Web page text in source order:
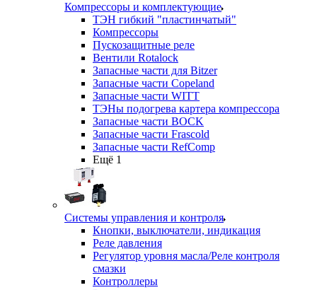
Компрессоры и комплектующие
ТЭН гибкий "пластинчатый"
Компрессоры
Пускозащитные реле
Вентили Rotalock
Запасные части для Bitzer
Запасные части Copeland
Запасные части WITT
ТЭНы подогрева картера компрессора
Запасные части BOCK
Запасные части Frascold
Запасные части RefComp
Ещё 1
Системы управления и контроля
Кнопки, выключатели, индикация
Реле давления
Регулятор уровня масла/Реле контроля
смазки
Контроллеры